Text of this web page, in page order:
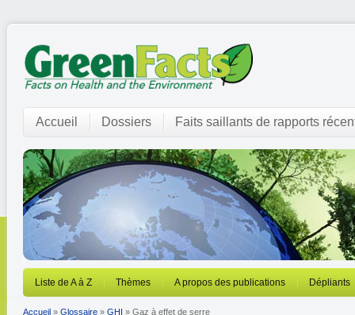
Accueil Dossiers Faits saillants de rapports
Liste de A à Z Thèmes A propos des publications Dépliants
Accueil » Glossaire » GHI » Gaz à effet de serre